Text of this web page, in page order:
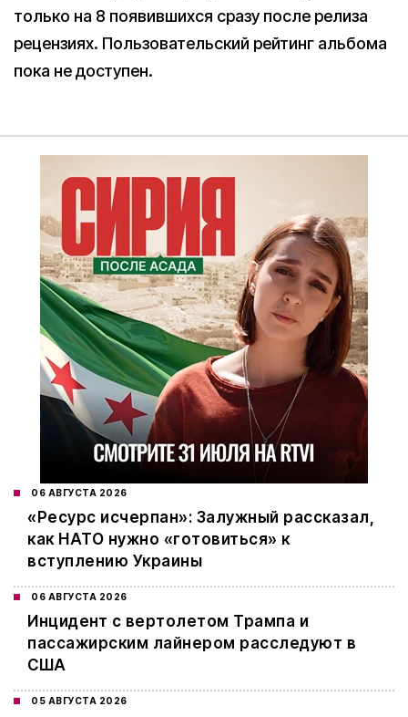
только на 8 появившихся сразу после релиза
рецензиях. Пользовательский рейтинг альбома
пока не доступен.
06 АВГУСТА 2026
«Ресурс исчерпан»: Залужный рассказал,
как НАТО нужно «готовиться» к
вступлению Украины
06 АВГУСТА 2026
Инцидент с вертолетом Трампа и
пассажирским лайнером расследуют в
США
05 АВГУСТА 2026